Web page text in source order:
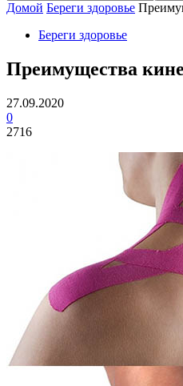
Домой Береги здоровье
Береги здоровье
Преимущества
27.09.2020
0
2716